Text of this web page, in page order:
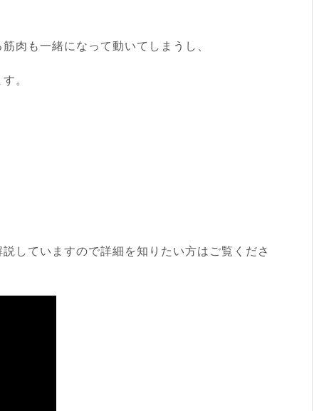
肉も一緒になって動いてしまうし、
。
していますので詳細を知りたい方はご覧くださ